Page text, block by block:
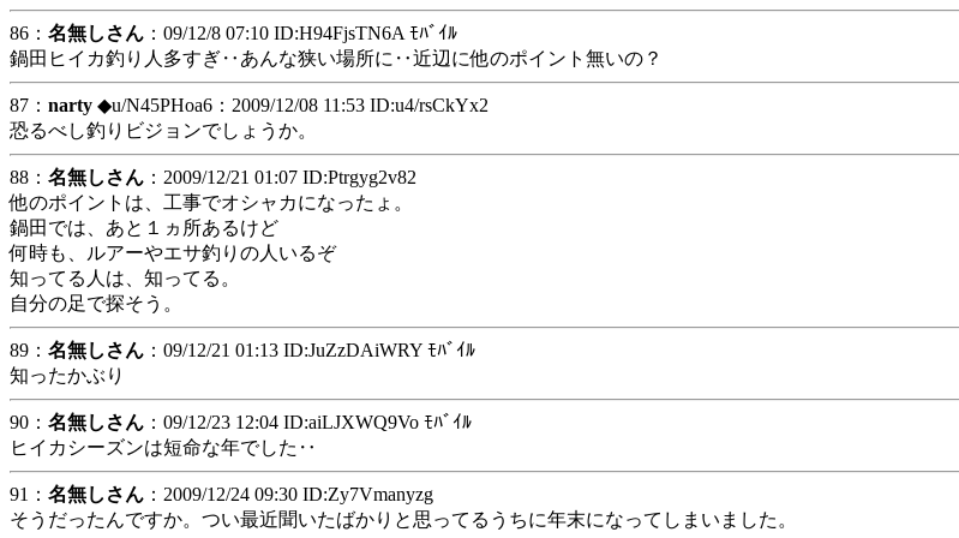
86： 名無しさん ：09/12/8 07:10 ID:H94FjsTN6A ﾓﾊﾞｲﾙ
鍋田ヒイカ釣り人多すぎ‥あんな狭い場所に‥近辺に他のポイント無いの？
87： narty ◆u/N45PHoa6 ：2009/12/08 11:53 ID:u4/rsCkYx2
恐るべし釣りビジョンでしょうか。
88： 名無しさん ：2009/12/21 01:07 ID:Ptrgyg2v82
他のポイントは、工事でオシャカになったょ。
鍋田では、あと１ヵ所あるけど
何時も、ルアーやエサ釣りの人いるぞ
知ってる人は、知ってる。
自分の足で探そう。
89： 名無しさん ：09/12/21 01:13 ID:JuZzDAiWRY ﾓﾊﾞｲﾙ
知ったかぶり
90： 名無しさん ：09/12/23 12:04 ID:aiLJXWQ9Vo ﾓﾊﾞｲﾙ
ヒイカシーズンは短命な年でした‥
91： 名無しさん ：2009/12/24 09:30 ID:Zy7Vmanyzg
そうだったんですか。つい最近聞いたばかりと思ってるうちに年末になってしまいました。